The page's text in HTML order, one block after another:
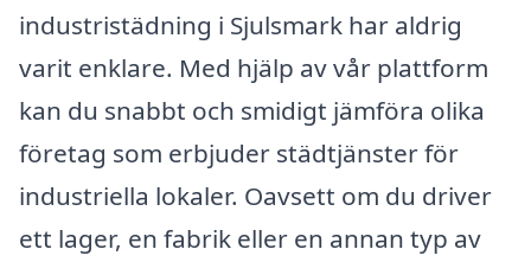
industristädning i Sjulsmark har aldrig
varit enklare. Med hjälp av vår plattform
kan du snabbt och smidigt jämföra olika
företag som erbjuder städtjänster för
industriella lokaler. Oavsett om du driver
ett lager, en fabrik eller en annan typ av